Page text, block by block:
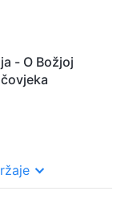
- O Božjoj